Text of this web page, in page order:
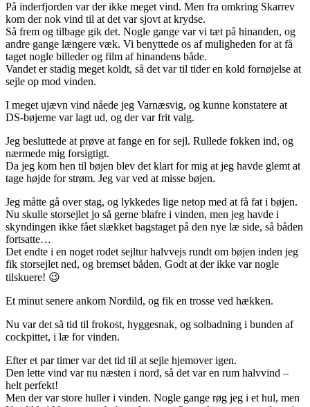
På inderfjorden var der ikke meget vind. Men fra omkring Skarrev
kom der nok vind til at det var sjovt at krydse.
Så frem og tilbage gik det. Nogle gange var vi tæt på hinanden, og
andre gange længere væk. Vi benyttede os af muligheden for at få
taget nogle billeder og film af hinandens både.
Vandet er stadig meget koldt, så det var til tider en kold fornøjelse at
sejle op mod vinden.
I meget ujævn vind nåede jeg Varnæsvig, og kunne konstatere at
DS-bøjerne var lagt ud, og der var frit valg.
Jeg besluttede at prøve at fange en for sejl. Rullede fokken ind, og
nærmede mig forsigtigt.
Da jeg kom hen til bøjen blev det klart for mig at jeg havde glemt at
tage højde for strøm. Jeg var ved at misse bøjen.
Jeg måtte gå over stag, og lykkedes lige netop med at få fat i bøjen.
Nu skulle storsejlet jo så gerne blafre i vinden, men jeg havde i
skyndingen ikke fået slækket bagstaget på den nye læ side, så båden
fortsatte…
Det endte i en noget rodet sejltur halvvejs rundt om bøjen inden jeg
fik storsejlet ned, og bremset båden. Godt at der ikke var nogle
tilskuere! 😉
Et minut senere ankom Nordild, og fik en trosse ved hækken.
Nu var det så tid til frokost, hyggesnak, og solbadning i bunden af
cockpittet, i læ for vinden.
Efter et par timer var det tid til at sejle hjemover igen.
Den lette vind var nu næsten i nord, så det var en rum halvvind –
helt perfekt!
Men der var store huller i vinden. Nogle gange røg jeg i et hul, men